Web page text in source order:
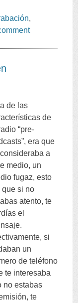
,
de las
de
“pre-
”,era que
a
medio, un
fugaz,esto
que si no
atento,te
el
.
,si
un
de teléfono
te interesaba
no estabas
,te